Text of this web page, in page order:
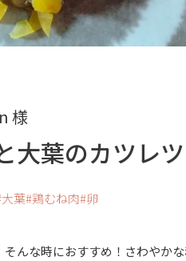
様
大葉のカツレツ
大葉 鶏むね肉 卵
んな時におすすめ！さわやか